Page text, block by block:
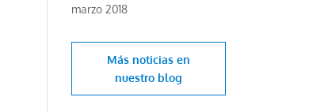
marzo 2018
Más noticias en
nuestro blog